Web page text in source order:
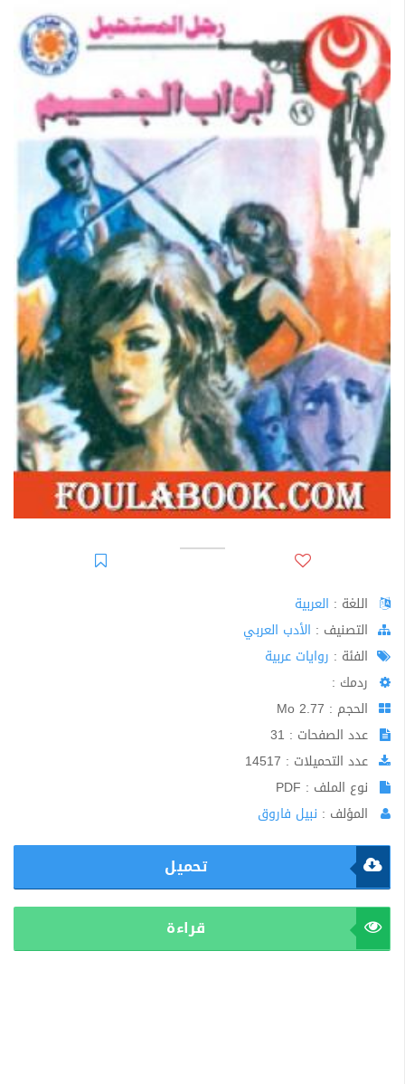
اللغة : العربية
اﻟﺘﺼﻨﻴﻒ : الأدب العربي
الفئة : روايات عربية
ردمك :
الحجم : 2.77 Mo
عدد الصفحات : 31
عدد التحميلات : 14517
نوع الملف : PDF
المؤلف : نبيل فاروق
تحميل
قراءة